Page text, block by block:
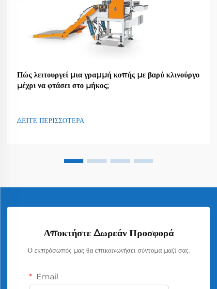
Πώς λειτουργεί μια γραμμή κοπής με βαρύ κλινούργο
μέχρι να φτάσει στο μήκος;
ΔΕΙΤΕ ΠΕΡΙΣΣΟΤΕΡΑ
Αποκτήστε Δωρεάν Προσφορά
Ο εκπρόσωπός μας θα επικοινωνήσει σύντομα μαζί σας.
Email